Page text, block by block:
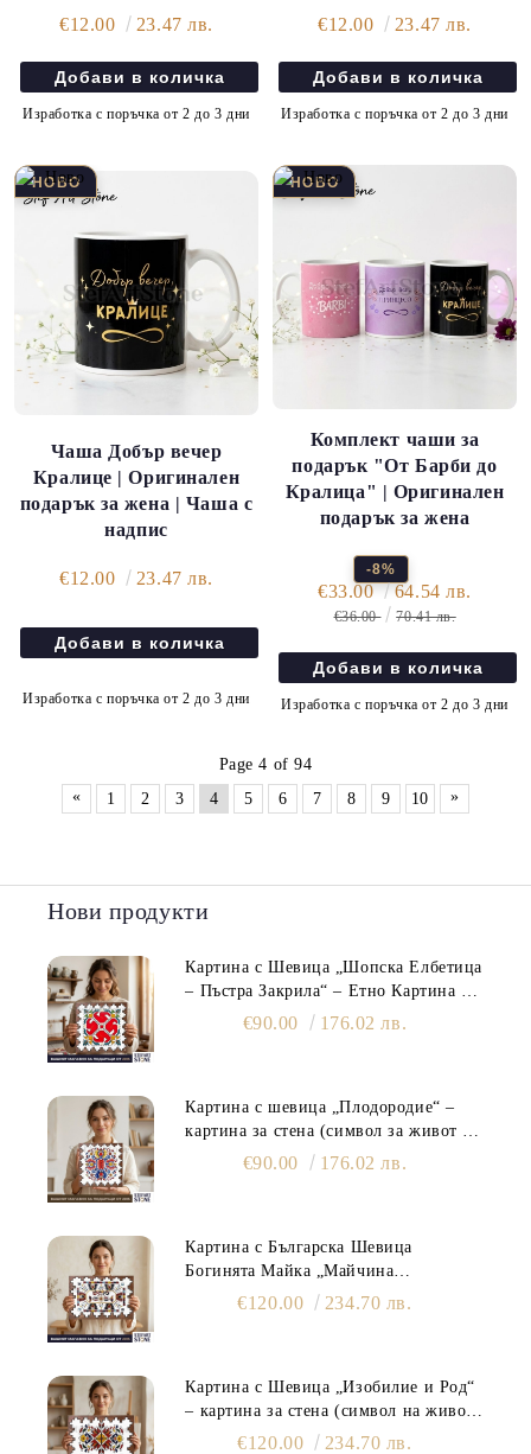
€12.00
23.47 лв.
Изработка с поръчка от 2 до 3 дни
€12.00
23.47 лв.
Изработка с поръчка от 2 до 3 дни
Чаша Добър вечер
Кралице | Оригинален
подарък за жена | Чаша с
надпис
€12.00 23.47 лв.
Изработка с поръчка от 2 до 3 дни
Комплект чаши за
подарък "От Барби до
Кралица" | Оригинален
подарък за жена
-8%
€33.00 64.54 лв.
€36.00 70.41 лв.
Изработка с поръчка от 2 до 3 дни
Page 4 of 94
«
1 2 3 4 5 6 7 8 9 10 »
Нови продукти
Картина с Шевица „Шопска Елбетица
– Пъстра Закрила“ – Етно Картина за
€90.00 176.02 лв.
Картина с шевица „Плодородие“ –
картина за стена (символ за живот и
семейно изобилие)
€90.00 176.02 лв.
Картина с Българска Шевица
Богинята Майка „Майчина
Прегръдка“ – Картина за Стена
€120.00 234.70 лв.
Картина с Шевица „Изобилие и Род“
– картина за стена (символ на живот
и плодородие)
€120.00 234.70 лв.